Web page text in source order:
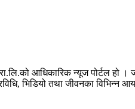
आधिकारिक न्यूज पोर्टल हो
भिडियो तथा जीवनका